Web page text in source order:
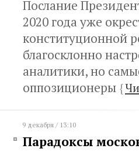
Послание
2020 года уже
конституционной
благосклонно
аналитики, но
оппозиционеры {
9 декабря / 13:10
Парадоксы